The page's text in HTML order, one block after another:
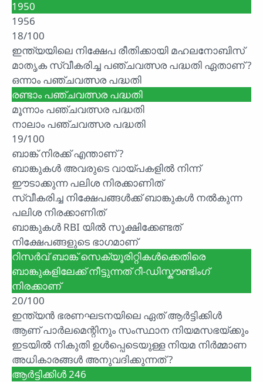
1950
1956
18/100
ഇന്ത്യയിലെ നിക്ഷേപ രീതിക്കായി മഹലനോബിസ്
മാതൃക സ്വീകരിച്ച പഞ്ചവത്സര പദ്ധതി ഏതാണ് ?
ഒന്നാം പഞ്ചവത്സര പദ്ധതി
രണ്ടാം പഞ്ചവത്സര പദ്ധതി
മൂന്നാം പഞ്ചവത്സര പദ്ധതി
നാലാം പഞ്ചവത്സര പദ്ധതി
19/100
ബാങ്ക് നിരക്ക് എന്താണ് ?
ബാങ്കുകൾ അവരുടെ വായ്പകളിൽ നിന്ന്
ഈടാക്കുന്ന പലിശ നിരക്കാണിത്
സ്വീകരിച്ച നിക്ഷേപങ്ങൾക്ക് ബാങ്കുകൾ നൽകുന്ന
പലിശ നിരക്കാണിത്
ബാങ്കുകൾ RBI യിൽ സൂക്ഷിക്കേണ്ടത്
നിക്ഷേപങ്ങളുടെ ഭാഗമാണ്
റിസർവ് ബാങ്ക് സെക്യൂരിറ്റികൾക്കെതിരെ
ബാങ്കുകളിലേക്ക് നീട്ടുന്നത് റീ-ഡിസ്കൗണ്ടിംഗ്
നിരക്കാണ്
20/100
ഇന്ത്യൻ ഭരണഘടനയിലെ ഏത് ആർട്ടിക്കിൾ
ആണ് പാർലമെന്റിനും സംസ്ഥാന നിയമസഭയ്ക്കും
ഇടയിൽ നികുതി ഉൾപ്പെടെയുള്ള നിയമ നിർമ്മാണ
അധികാരങ്ങൾ അനുവദിക്കുന്നത് ?
ആർട്ടിക്കിൾ 246